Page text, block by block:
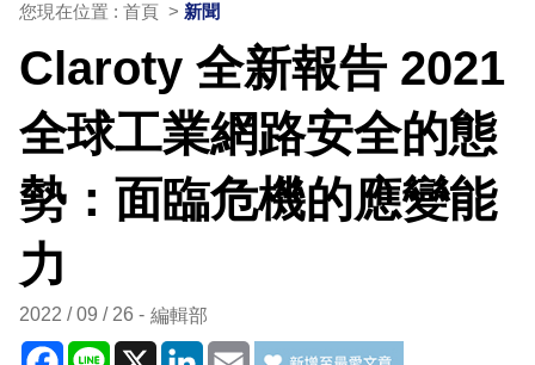
您現在位置 : 首頁 > 新聞
Claroty 全新報告 2021
全球工業網路安全的態
勢：面臨危機的應變能
力
2022 / 09 / 26 編輯部
Facebook
Line X LinkedIn
Email